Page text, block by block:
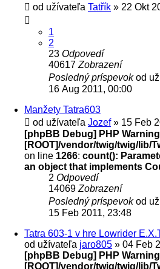
od užívateľa Tatřík » 22 Okt
1
2
23 Odpovedí
40617 Zobrazení
Posledný príspevokod
16 Aug 2011, 00:00
Manžety Tatra603
od užívateľa Jozef» 15 Feb
[phpBB Debug] PHP Warning
[ROOT]/vendor/twig/twig/lib/
on line 1266: count():
an object that implements
2 Odpovedí
14069 Zobrazení
Posledný príspevokod
15 Feb 2011, 23:48
Tatra 603-1 v hre Lowrider
od užívateľa jaro805 » 04 Feb
[phpBB Debug] PHP Warning
[ROOT]/vendor/twig/twig/lib/